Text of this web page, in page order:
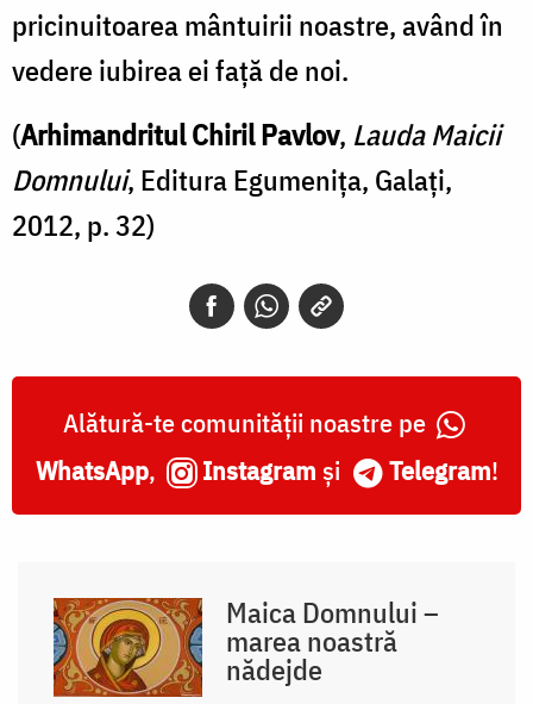
pricinuitoarea mântuirii noastre, având în
vedere iubirea ei față de noi.
(Arhimandritul Chiril Pavlov, Lauda Maicii
Domnului, Editura Egumenița, Galați,
2012, p. 32)
Alătură-te comunității noastre pe
WhatsApp, Instagram și Telegram!
Maica Domnului –
marea noastră
nădejde